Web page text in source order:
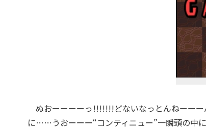
ぬおーーーーっ!!!!!!!どないなっとんねーー
に……うおーーー“コンティニュー”一瞬頭の中